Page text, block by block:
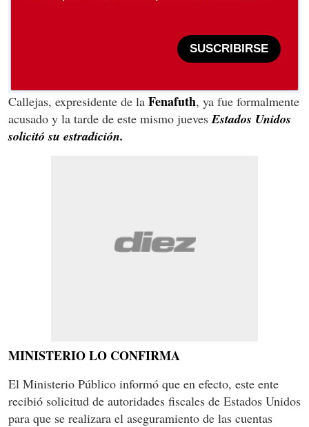
SUSCRIBIRSE
Callejas, expresidente de la Fenafuth, ya fue formalmente
acusado y la tarde de este mismo jueves Estados Unidos
solicitó su estradición.
MINISTERIO LO CONFIRMA
El Ministerio Público informó que en efecto, este ente
recibió solicitud de autoridades fiscales de Estados Unidos
para que se realizara el aseguramiento de las cuentas